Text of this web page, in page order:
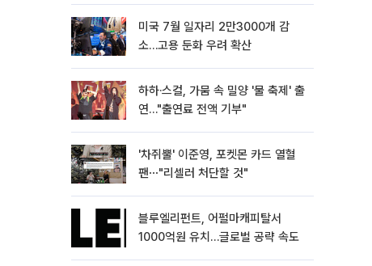
미국 7월 일자리 2만3000개 감
소…고용 둔화 우려 확산
하하·스컬, 가뭄 속 밀양 '물 축제' 출
연…"출연료 전액 기부"
'차쥐뿔' 이준영, 포켓몬 카드 열혈
팬⋯"리셀러 처단할 것"
블루엘리펀트, 어펄마캐피탈서
1000억원 유치…글로벌 공략 속도